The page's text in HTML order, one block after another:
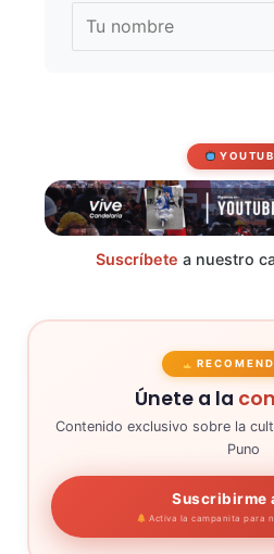
Suscríbete a nuestro
Únete a la
Contenido exclusivo sobre la
Puno
Suscribirme
Activa la campanita para